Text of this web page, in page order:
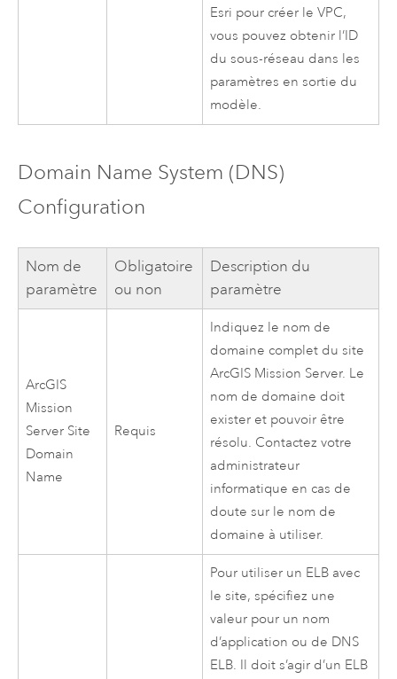
Esri pour créer leVPC,
vous pouvez obtenir l’ID
du sous-réseau dans les
paramètres en sortie du
modèle.
Domain Name System (DNS)
Configuration
Nom de
paramètre
Obligatoire
ou non
Description du
paramètre
ArcGIS
Mission
Server Site
Domain
Name
Requis
Indiquez le nom de
domaine complet du site
ArcGIS Mission Server. Le
nom de domaine doit
exister et pouvoir être
résolu. Contactez votre
administrateur
informatique en cas de
doute sur le nom de
domaine à utiliser.
Pour utiliser un ELB avec
le site, spécifiez une
valeur pour un nom
d’application ou de DNS
ELB. Il doit s’agir d’un ELB